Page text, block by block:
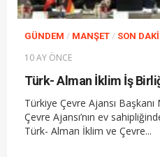
GÜNDEM / MANŞET / SON
10 AY ÖNCE
Türkiye Çevre Ajansı
Çevre Ajansı’nın ev
Türk- Alman İklim ve Çevre...